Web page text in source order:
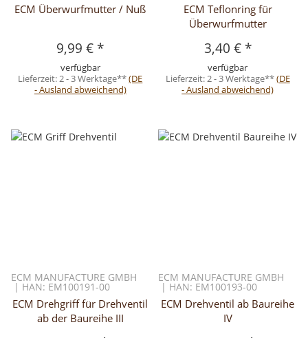
ECM Überwurfmutter / Nuß
9,99 € *
verfügbar
Lieferzeit:2 - 3 Werktage**(DE
- Ausland abweichend)
ECM Teflonring für
Überwurfmutter
3,40 € *
verfügbar
Lieferzeit:2 - 3 Werktage**(DE
- Ausland abweichend)
ECM MANUFACTURE GMBH
| HAN: EM100191-00
ECM Drehgriff für Drehventil
ab der Baureihe III
ECM MANUFACTURE GMBH
| HAN: EM100193-00
ECM Drehventil ab Baureihe
IV